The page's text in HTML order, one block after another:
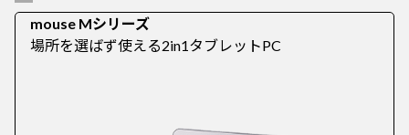
mouse Mシリーズ
場所を選ばず使える2in1タブレットPC